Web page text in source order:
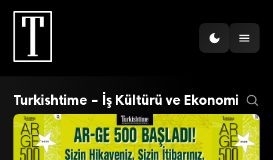
Turkishtime – İş Kültürü ve Ekonomi